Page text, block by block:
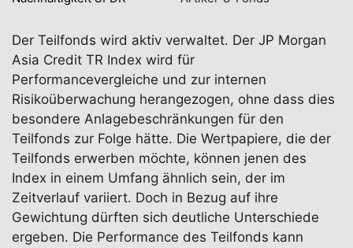
Der Teilfonds wird aktiv verwaltet. Der JP Morgan
Asia Credit TR Index wird für
Performancevergleiche und zur internen
Risikoüberwachung herangezogen, ohne dass dies
besondere Anlagebeschränkungen für den
Teilfonds zur Folge hätte. Die Wertpapiere, die der
Teilfonds erwerben möchte, können jenen des
Index in einem Umfang ähnlich sein, der im
Zeitverlauf variiert. Doch in Bezug auf ihre
Gewichtung dürften sich deutliche Unterschiede
ergeben. Die Performance des Teilfonds kann